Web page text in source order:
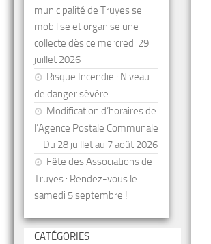
municipalité de Truyes se
mobilise et organise une
collecte dès ce mercredi 29
juillet 2026
Risque Incendie : Niveau
de danger sévère
Modification d’horaires de
l’Agence Postale Communale
– Du 28 juillet au 7 août 2026
Fête des Associations de
Truyes : Rendez-vous le
samedi 5 septembre !
CATÉGORIES